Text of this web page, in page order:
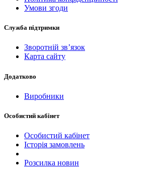
Умови згоди
Служба підтримки
Зворотній зв’язок
Карта сайту
Додатково
Виробники
Особистий кабінет
Особистий кабінет
Історія замовлень
Розсилка новин